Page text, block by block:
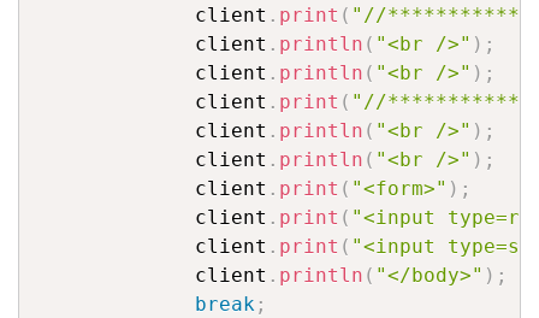
             client
. print ( "//
             client
. println ( "<br />" ) ;
             client
. println ( "<br />" ) ;
             client
. print ( "//
             client
. println ( "<br />" ) ;
             client
. println ( "<br />" ) ;
             client
. print ( "<form>" ) ;
             client
. print ( "<input
             client
. print ( "<input
             client
. println ( "</body>" ) ;
break ;